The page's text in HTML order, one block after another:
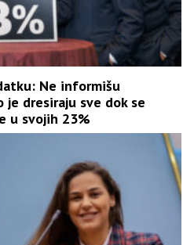
Ne informišu
je dresiraju sve dok se
u svojih 23%